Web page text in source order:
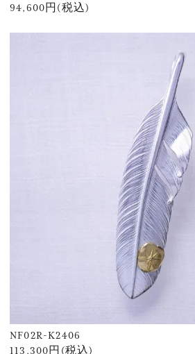
94,600円(税込)
NF02R-K2406
113,300円(税込)